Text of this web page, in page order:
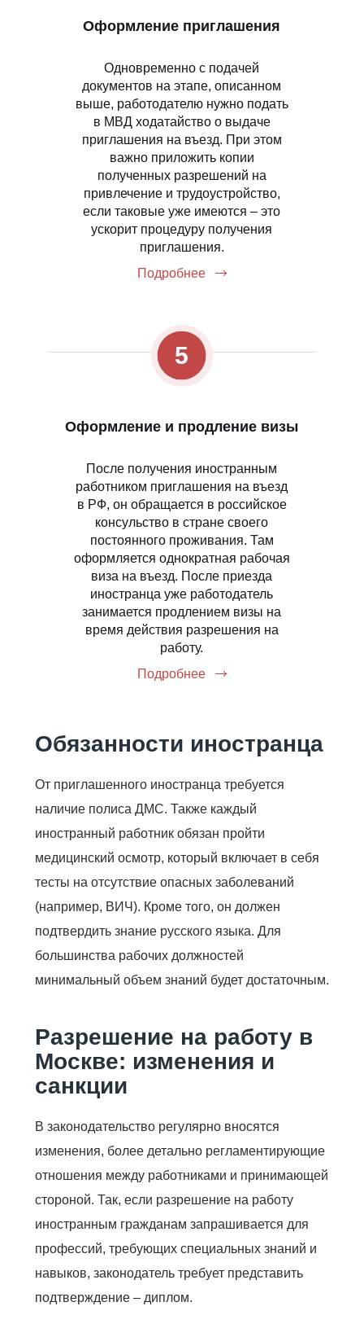
Оформление приглашения
Одновременно с подачей
документов на этапе, описанном
выше, работодателю нужно подать
в МВД ходатайство о выдаче
приглашения на въезд. При этом
важно приложить копии
полученных разрешений на
привлечение и трудоустройство,
если таковые уже имеются – это
ускорит процедуру получения
приглашения.
Подробнее
5
Оформление и продление визы
После получения иностранным
работником приглашения на въезд
в РФ, он обращается в российское
консульство в стране своего
постоянного проживания. Там
оформляется однократная рабочая
виза на въезд. После приезда
иностранца уже работодатель
занимается продлением визы на
время действия разрешения на
работу.
Подробнее
Обязанности иностранца
От приглашенного иностранца требуется
наличие полиса ДМС. Также каждый
иностранный работник обязан пройти
медицинский осмотр, который включает в себя
тесты на отсутствие опасных заболеваний
(например, ВИЧ). Кроме того, он должен
подтвердить знание русского языка. Для
большинства рабочих должностей
минимальный объем знаний будет достаточным.
Разрешение на работу в
Москве: изменения и
санкции
В законодательство регулярно вносятся
изменения, более детально регламентирующие
отношения между работниками и принимающей
стороной. Так, если разрешение на работу
иностранным гражданам запрашивается для
профессий, требующих специальных знаний и
навыков, законодатель требует представить
подтверждение – диплом.